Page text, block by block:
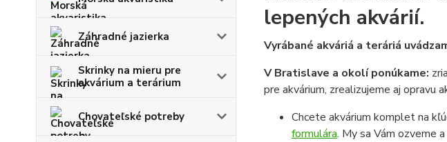
Záhradné jazierka
Skrinky na mieru pre
akvárium a terárium
Chovateľské potreby
lepených akvárií.
Vyrábané akváriá a teráriá
V Bratislave a okolí ponúkame:
pre akvárium, zrealizujeme aj opravu
Chcete akvárium komplet na
formulára. My sa Vám ozveme